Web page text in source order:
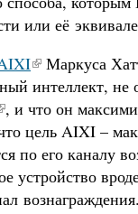
или её
Маркуса
интеллект, не
, и что он
цель AIXI –
по его каналу
устройство